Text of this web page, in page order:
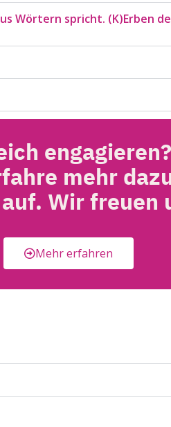
Wörtern spricht. (K)Erben
mehr
Wir freuen
Mehr erfahren